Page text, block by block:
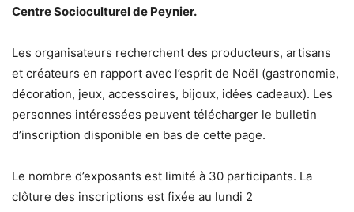
Centre Socioculturel de Peynier.
Les organisateurs recherchent des producteurs, artisans
et créateurs en rapport avec l’esprit de Noël (gastronomie,
décoration, jeux, accessoires, bijoux, idées cadeaux). Les
personnes intéressées peuvent télécharger le bulletin
d’inscription disponible en bas de cette page.
Le nombre d’exposants est limité à 30 participants. La
clôture des inscriptions est fixée au lundi 2